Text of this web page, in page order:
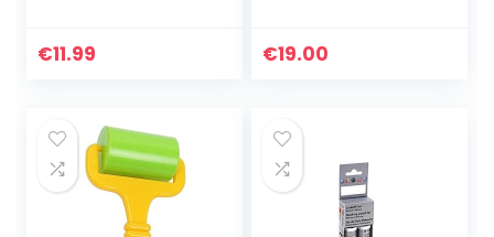
Volledige Boor 5D
€11.99 €19.00